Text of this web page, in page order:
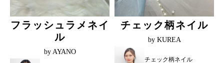
フラッシュラメネイ
ル
by AYANO
チェック柄ネイル
by KUREA
チェック柄ネイル